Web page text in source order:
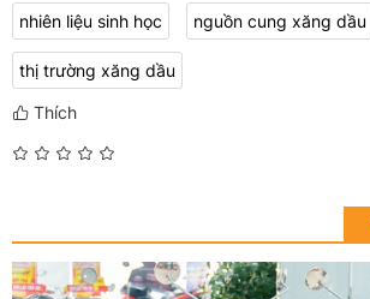
nhiên liệu sinh học nguồn cung xăng dầu
thị trường xăng dầu
Thích